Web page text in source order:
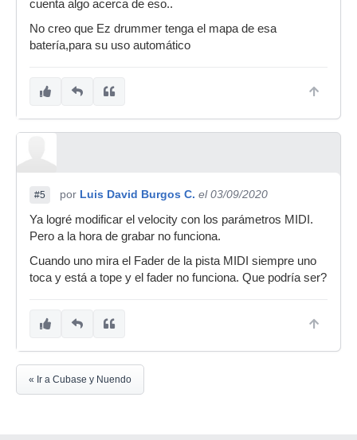
cuenta algo acerca de eso..
No creo que Ez drummer tenga el mapa de esa
batería,para su uso automático
#5 por Luis David Burgos C. el 03/09/2020
Ya logré modificar el velocity con los parámetros MIDI.
Pero a la hora de grabar no funciona.
Cuando uno mira el Fader de la pista MIDI siempre uno
toca y está a tope y el fader no funciona. Que podría ser?
« Ir a Cubase y Nuendo